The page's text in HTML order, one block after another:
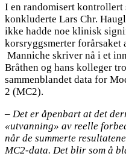
I en randomisert kontrollert
konkluderte Lars Chr.
ikke hadde noe klinisk
korsryggsmerter
Manniche skriver nå i et
Bråthen og hans kolleger
sammenblandet data for
2 (MC2).
– Det er åpenbart at det
«utvanning» av reelle
når de summerte
MC2-data. Det blir som å